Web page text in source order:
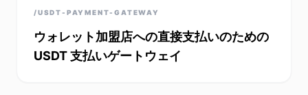
/USDT-PAYMENT-GATEWAY
ウォレット加盟店への直接支払いのための
USDT 支払いゲートウェイ